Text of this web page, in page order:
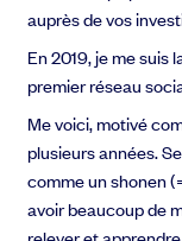
auprès de vos
En 2019, je me suis
premier réseau
Me voici, motivé
plusieurs années.
comme un shonen
avoir beaucoup de